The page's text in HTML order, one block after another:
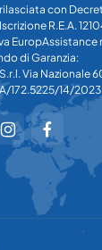
con
R.E.A.
EuropAssistance
di Garanzia:
Via Nazionale
172.5225/14/2023